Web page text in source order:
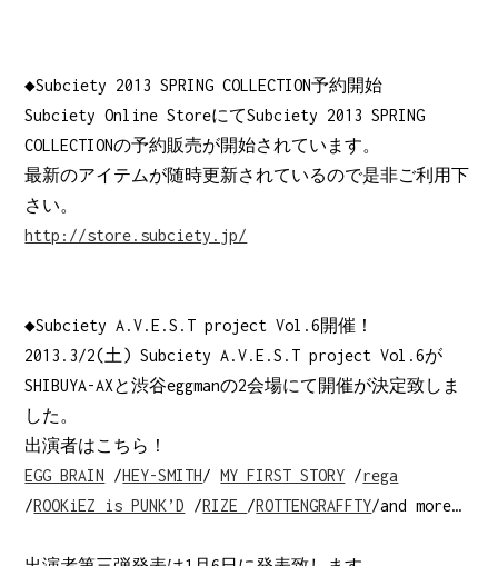
◆Subciety 2013 SPRING COLLECTION予約開始
Subciety Online StoreにてSubciety 2013 SPRING
COLLECTIONの予約販売が開始されています。
最新のアイテムが随時更新されているので是非ご利用下
さい。
http://store.subciety.jp/
◆Subciety A.V.E.S.T project Vol.6開催！
2013.3/2(土) Subciety A.V.E.S.T project Vol.6が
SHIBUYA-AXと渋谷eggmanの2会場にて開催が決定致しま
した。
出演者はこちら！
EGG BRAIN /HEY-SMITH/MY FIRST STORY /rega
/ROOKiEZ is PUNK’D /RIZE /ROTTENGRAFFTY/and more…